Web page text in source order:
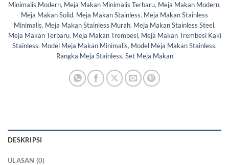
Minimalis Modern, Meja Makan Minimalis Terbaru, Meja Makan Modern,
Meja Makan Solid, Meja Makan Stainless, Meja Makan Stainless
Minimalis, Meja Makan Stainless Murah, Meja Makan Stainless Steel,
Meja Makan Terbaru, Meja Makan Trembesi, Meja Makan Trembesi Kaki
Stainless, Model Meja Makan Minimalis, Model Meja Makan Stainless,
Rangka Meja Stainless, Set Meja Makan
DESKRIPSI
ULASAN (0)